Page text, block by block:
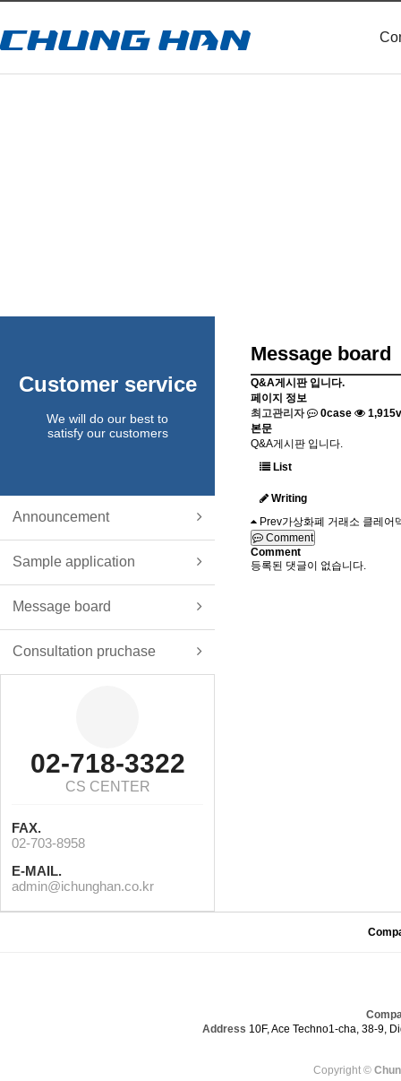
Customer service
We will do our best to
satisfy our customers
Announcement
Sample application
Message board
Consultation pruchase
02-718-3322
CS CENTER
FAX.
02-703-8958
E-MAIL.
admin@ichunghan.co.kr
Message board
Q&A게시판 입니다.
페이지 정보
최고관리자
0case
본문
Q&A게시판 입니다.
List
Writing
Prev가상화폐 거래소 클레어
Comment
Comment
등록된 댓글이 없습니다.
Address 10F, Ace Techno1-cha, 38-9,
Copyright ©